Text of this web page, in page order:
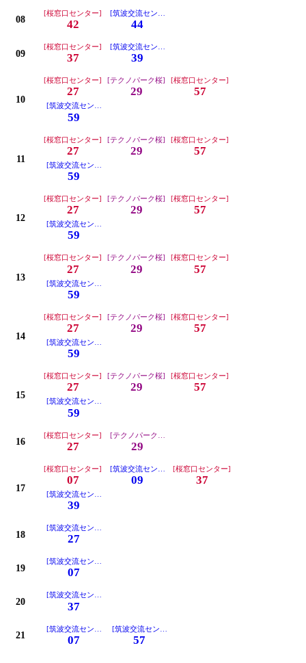
08
[桜窓口センター]
42
[筑波交流センター]
44
09
[桜窓口センター]
37
[筑波交流センター]
39
10
[桜窓口センター]
27
[テクノパーク桜]
29
[桜窓口センター]
57
[筑波交流センター]
59
11
[桜窓口センター]
27
[テクノパーク桜]
29
[桜窓口センター]
57
[筑波交流センター]
59
12
[桜窓口センター]
27
[テクノパーク桜]
29
[桜窓口センター]
57
[筑波交流センター]
59
13
[桜窓口センター]
27
[テクノパーク桜]
29
[桜窓口センター]
57
[筑波交流センター]
59
14
[桜窓口センター]
27
[テクノパーク桜]
29
[桜窓口センター]
57
[筑波交流センター]
59
15
[桜窓口センター]
27
[テクノパーク桜]
29
[桜窓口センター]
57
[筑波交流センター]
59
16
[桜窓口センター]
27
[テクノパーク桜]最終
29
17
[桜窓口センター]
07
[筑波交流センター]
09
[桜窓口センター]
37
[筑波交流センター]
39
18
[筑波交流センター]※桜窓口センターにははいりません。
27
19
[筑波交流センター]※桜窓口センターにははいりません。
07
20
[筑波交流センター]※桜窓口センターにははいりません。
37
21
[筑波交流センター]※桜窓口センターにははいりません。
07
[筑波交流センター]※桜窓口センターにははいりません。
57